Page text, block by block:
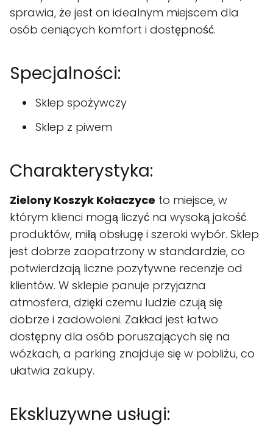
sprawia, że jest on idealnym miejscem dla
osób ceniących komfort i dostępność.
Specjalności:
Sklep spożywczy
Sklep z piwem
Charakterystyka:
Zielony Koszyk Kołaczyce to miejsce, w
którym klienci mogą liczyć na wysoką jakość
produktów, miłą obsługę i szeroki wybór. Sklep
jest dobrze zaopatrzony w standardzie, co
potwierdzają liczne pozytywne recenzje od
klientów. W sklepie panuje przyjazna
atmosfera, dzięki czemu ludzie czują się
dobrze i zadowoleni. Zakład jest łatwo
dostępny dla osób poruszających się na
wózkach, a parking znajduje się w pobliżu, co
ułatwia zakupy.
Ekskluzywne usługi: